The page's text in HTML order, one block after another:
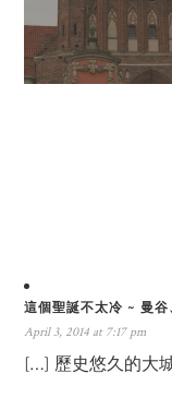
這個聖誕不太冷 ~ 曼
April 3, 2014 at 7:17 pm
[…] 歷史悠久的大